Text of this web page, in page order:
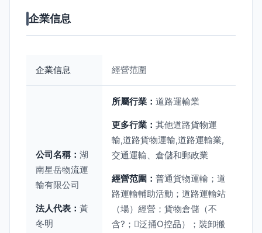
企業信息
企業信息 經營范圍
公司名稱： 湖
南星岳物流運
輸有限公司
法人代表： 黃
冬明
所屬行業： 道路運輸業
更多行業： 其他道路貨物運
輸,道路貨物運輸,道路運輸業,
交通運輸、倉儲和郵政業
經營范圍： 普通貨物運輸；道
路運輸輔助活動；道路運輸站
（場）經營；貨物倉儲（不
含?；泛捅O控品）；裝卸搬